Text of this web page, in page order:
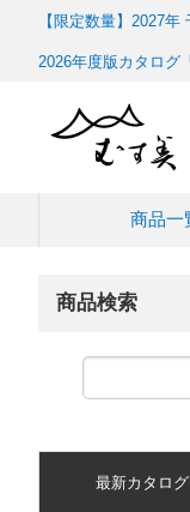
【限定数量】2027
2026年度版カタログ
商品一
商品検索
最新カタロ